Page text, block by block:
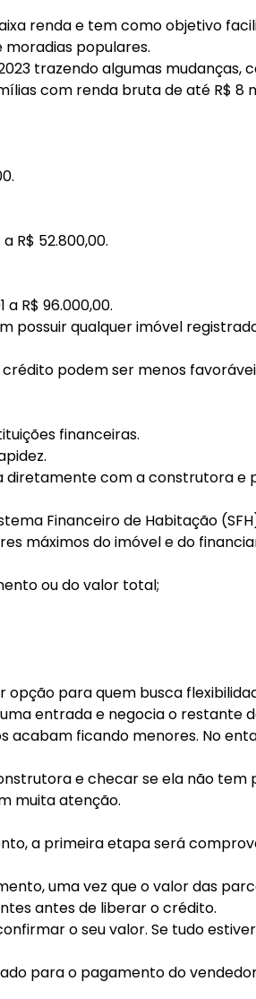
renda e tem como objetivo
moradias populares.
trazendo algumas
com renda bruta de até R$ 8
R$ 52.800,00.
R$ 96.000,00.
possuir qualquer imóvel
podem ser menos
financeiras.
diretamente com a construtora e
Financeiro de Habitação
máximos do imóvel e do
ou do valor total;
para quem busca
entrada e negocia o restante
acabam ficando menores. No
e checar se ela não tem
muita atenção.
a primeira etapa será
uma vez que o valor das
antes de liberar o crédito.
o seu valor. Se tudo
para o pagamento do